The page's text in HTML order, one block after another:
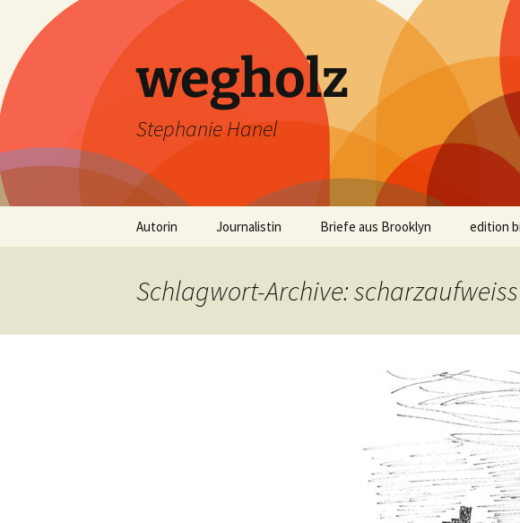
wegholz
Stephanie Hanel
Autorin Journalistin Briefe aus Brooklyn edition
Schlagwort-Archive: scharzaufweiss